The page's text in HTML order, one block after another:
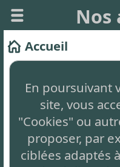
Nos
En poursuivant
site, vous
"Cookies" ou
proposer, par
ciblées adaptés
Accueil
Ce site vous
arbre généalogique
totalement
simplement auto-
intrusive en bas de
Le concept innovant